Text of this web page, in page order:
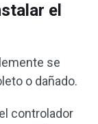
el
se
o dañado.
controlador